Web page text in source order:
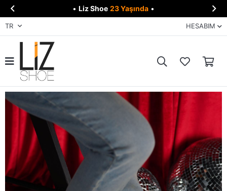
 • Liz Shoe 23 Yaşında • 
TR HESABIM